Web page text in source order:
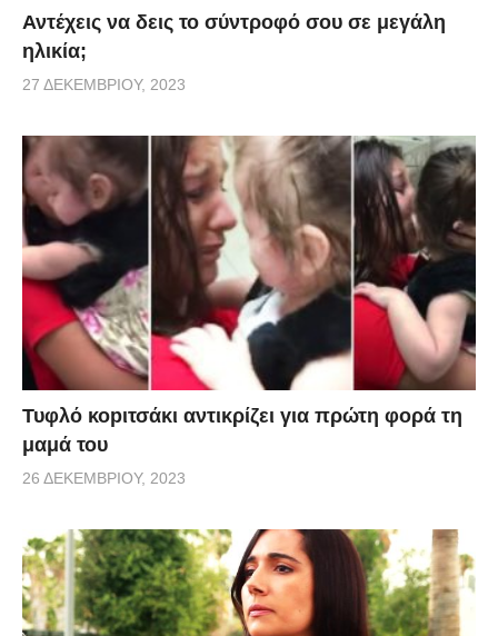
Αντέχεις να δεις το σύντροφό σου σε μεγάλη
ηλικία;
27 ΔΕΚΕΜΒΡΊΟΥ, 2023
Τυφλό κοpιτσάκι αντικρίζει για πρώτη φορά τη
μαμά του
26 ΔΕΚΕΜΒΡΊΟΥ, 2023